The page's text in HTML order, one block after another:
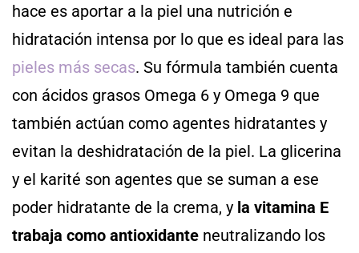
hace es aportar a la piel una nutrición e
hidratación intensa por lo que es ideal para las
pieles más secas. Su fórmula también cuenta
con ácidos grasos Omega 6 y Omega 9 que
también actúan como agentes hidratantes y
evitan la deshidratación de la piel. La glicerina
y el karité son agentes que se suman a ese
poder hidratante de la crema, y la vitamina E
trabaja como antioxidante neutralizando los